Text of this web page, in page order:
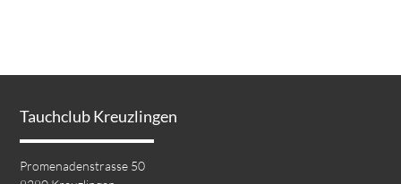
Tauchclub Kreuzlingen
Promenadenstrasse 50